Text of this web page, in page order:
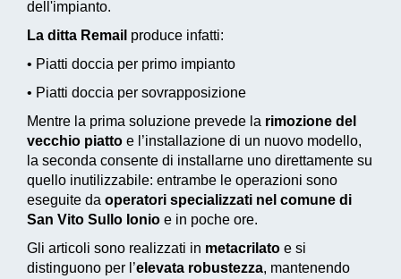
dell'impianto.
La ditta Remail produce infatti:
• Piatti doccia per primo impianto
• Piatti doccia per sovrapposizione
Mentre la prima soluzione prevede la rimozione del
vecchio piatto e l’installazione di un nuovo modello,
la seconda consente di installarne uno direttamente su
quello inutilizzabile: entrambe le operazioni sono
eseguite da operatori specializzati nel comune di
San Vito Sullo Ionio e in poche ore.
Gli articoli sono realizzati in metacrilato e si
distinguono per l’elevata robustezza, mantenendo